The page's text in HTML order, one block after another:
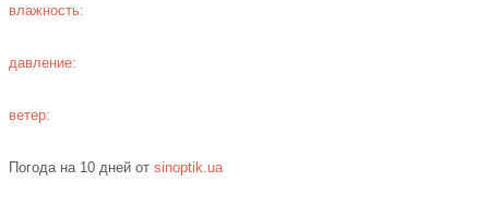
влажность:
давление:
ветер:
Погода на 10 дней отsinoptik.ua